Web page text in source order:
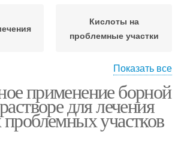
Кислоты на
проблемные участки
Лимонная кислота
Показать все
применение борной
для лечения
участков